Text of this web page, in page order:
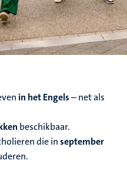
in het Engels– net als
beschikbaar.
die inseptember